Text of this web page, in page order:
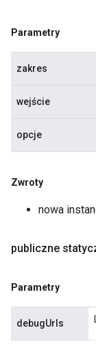
Parametry
zakres
wejście
opcje
Zwroty
nowa
publiczne
Parametry
debugUrls